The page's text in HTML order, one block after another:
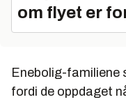
om flyet er
Enebolig-familiene
fordi de oppdaget